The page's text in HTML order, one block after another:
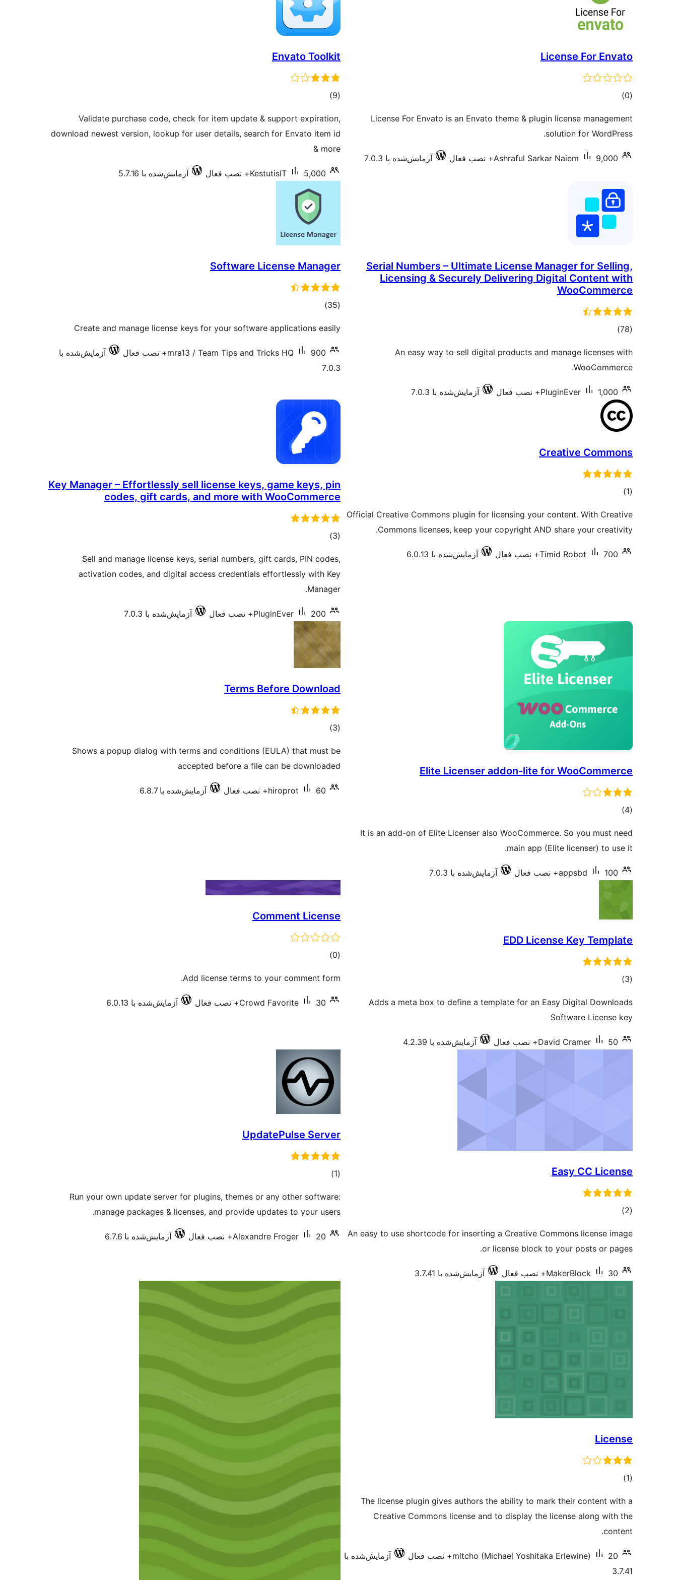
License For Envato
(0 مجموع)
License For Envato is an Envato theme & plugin license management
solution for WordPress.
Ashraful Sarkar Naiem 9,000+ نصب فعال آزمایش‌شده با 7.0.3
Envato Toolkit
(9 مجموع)
Validate purchase code, check for item update & support expiration,
download newest version, lookup for user details, search for Envato item id
& more
KestutisIT 5,000+ نصب فعال آزمایش‌شده با 5.7.16
Serial Numbers – Ultimate License Manager for Selling,
Licensing & Securely Delivering Digital Content with
WooCommerce
(78
مجموع
)
An easy way to sell digital products and manage licenses with
WooCommerce.
PluginEver 1,000+ نصب فعال آزمایش‌شده با 7.0.3
Software License Manager
(35
مجموع)
Create and manage license keys for your software applications easily
mra13 / Team Tips and Tricks HQ 900+ نصب فعال
آزمایش‌شده با
7.0.3
Creative Commons
(1 مجموع)
Official Creative Commons plugin for licensing your content. With Creative
Commons licenses, keep your copyright AND share your creativity.
Timid Robot 700+ نصب فعال آزمایش‌شده با 6.0.13
Key Manager – Effortlessly sell license keys, game keys, pin
codes, gift cards, and more with WooCommerce
(3 مجموع)
Sell and manage license keys, serial numbers, gift cards, PIN codes,
activation codes, and digital access credentials effortlessly with Key
Manager.
PluginEver 200+ نصب فعال آزمایش‌شده با 7.0.3
Elite Licenser addon-lite for WooCommerce
(4 مجموع)
It is an add-on of Elite Licenser also WooCommerce. So you must need
main app (Elite licenser) to use it.
appsbd 100+ نصب فعال آزمایش‌شده با 7.0.3
Terms Before Download
(3 مجموع)
Shows a popup dialog with terms and conditions (EULA) that must be
accepted before a file can be downloaded
hiroprot 60+ نصب فعال آزمایش‌شده با 6.8.7
EDD License Key Template
(3 مجموع)
Adds a meta box to define a template for an Easy Digital Downloads
Software License key
David Cramer 50+ نصب فعال آزمایش‌شده با 4.2.39
Comment License
(0 مجموع)
Add license terms to your comment form.
Crowd Favorite 30+ نصب فعال آزمایش‌شده با 6.0.13
Easy CC License
(2 مجموع)
An easy to use shortcode for inserting a Creative Commons license image
or license block to your posts or pages.
MakerBlock 30+ نصب فعال آزمایش‌شده با 3.7.41
UpdatePulse Server
(1 مجموع)
Run your own update server for plugins, themes or any other software:
manage packages & licenses, and provide updates to your users.
Alexandre Froger 20+ نصب فعال آزمایش‌شده با 6.7.6
License
(1 مجموع)
The license plugin gives authors the ability to mark their content with a
Creative Commons license and to display the license along with the
content.
mitcho (Michael Yoshitaka Erlewine) 20+ نصب فعال
آزمایش‌شده با
3.7.41